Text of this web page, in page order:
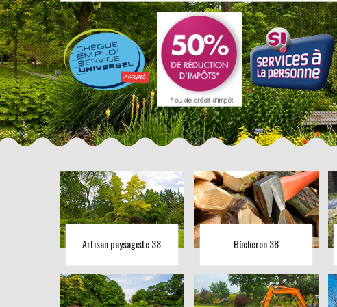
Artisan paysagiste 38 Bûcheron 38